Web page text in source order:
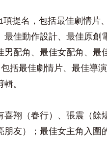
項提名，包括最佳劇情片
最佳動作設計、最佳原
男配角、最佳女配角、
括最佳劇情片、最佳導
。
喜翔（春行）、張震（餘
朋友）；最佳女主角入